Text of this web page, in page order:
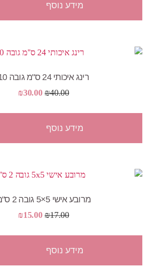
מידע נוסף
רינג איכותי 24 ס"מ גובה 10
₪40.00
המחיר
היה:
₪30.00 המחיר
הוא:
מידע נוסף
מרובע אישי 5×5 גובה 2 ס"מ
₪17.00
המחיר₪15.00 המחיר
מידע נוסף